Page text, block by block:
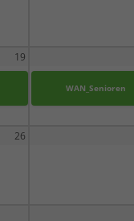
19
WAN_Senioren
26